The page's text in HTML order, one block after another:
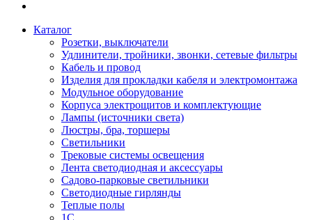
Каталог
Розетки, выключатели
Удлинители, тройники, звонки, сетевые фильтры
Кабель и провод
Изделия для прокладки кабеля и электромонтажа
Модульное оборудование
Корпуса электрощитов и комплектующие
Лампы (источники света)
Люстры, бра, торшеры
Светильники
Трековые системы освещения
Лента светодиодная и аксессуары
Садово-парковые светильники
Светодиодные гирлянды
Теплые полы
1С